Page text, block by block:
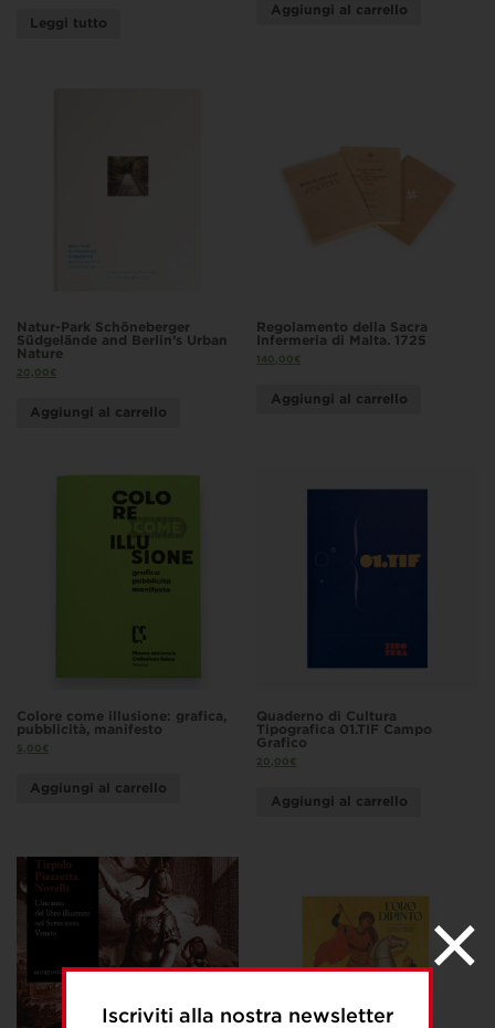
Iscriviti alla nostra newsletter
Leggi tutto
Aggiungi al carrello
Natur-Park Schöneberger
Südgelände and Berlin’s Urban
Nature
20,00€
Aggiungi al carrello
Regolamento della Sacra
Infermeria di Malta. 1725
140,00€
Aggiungi al carrello
Colore come illusione: grafica,
pubblicità, manifesto
5,00€
Aggiungi al carrello
Quaderno di Cultura
Tipografica 01.TIF Campo
Grafico
20,00€
Aggiungi al carrello